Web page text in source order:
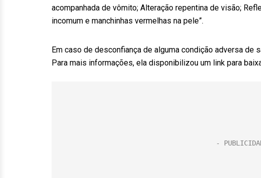
acompanhada de vômito; Alteração repentina de visão;
incomum e manchinhas vermelhas na pele”.
Em caso de desconfiança de alguma condição adversa de
Para mais informações, ela disponibilizou um link para